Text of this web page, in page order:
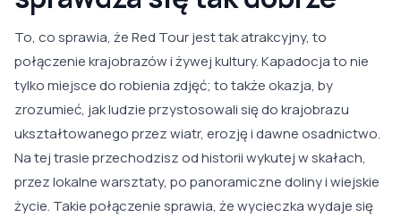
To, co sprawia, że Red Tour jest tak atrakcyjny, to
połączenie krajobrazów i żywej kultury. Kapadocja to nie
tylko miejsce do robienia zdjęć; to także okazja, by
zrozumieć, jak ludzie przystosowali się do krajobrazu
ukształtowanego przez wiatr, erozję i dawne osadnictwo.
Na tej trasie przechodzisz od historii wykutej w skałach,
przez lokalne warsztaty, po panoramiczne doliny i wiejskie
życie. Takie połączenie sprawia, że wycieczka wydaje się